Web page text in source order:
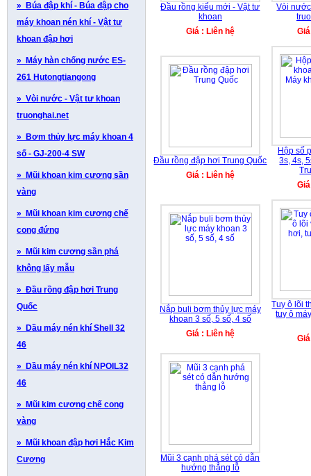
» Búa đập khí - Búa đập cho
máy khoan nén khí - Vật tư
khoan đập hơi
» Máy hàn chống nước ES-
261 Hutongtiangong
» Vòi nước - Vật tư khoan
truonghai.net
» Bơm thủy lực máy khoan 4
số - GJ-200-4 SW
» Mũi khoan kim cương sần
vàng
» Mũi khoan kim cương chế
cong đứng
» Mũi kim cương sần phá
không lấy mẫu
» Đầu rồng đập hơi Trung
Quốc
» Dầu máy nén khí Shell 32
46
» Dầu máy nén khí NPOIL32
46
» Mũi kim cương chế cong
vàng
» Mũi khoan đập hơi Hắc Kim
Cương
Đầu rồng kiểu mới - Vật tư
khoan
Giá : Liên hệ
Vòi
Đầu rồng đập hơi Trung Quốc
Giá : Liên hệ
Hộp số
3s, 4s,
Nắp buli bơm thủy lực máy
khoan 3 số, 5 số, 4 số
Giá : Liên hệ
Tuy ô lõi
tuy ô
Mũi 3 cạnh phá sét có dẫn
hướng thẳng lỗ